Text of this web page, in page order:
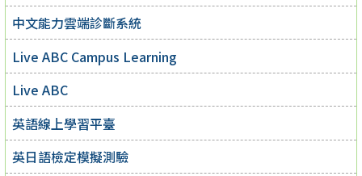
中文能力雲端診斷系統
Live ABC Campus Learning
Live ABC
英語線上學習平臺
英日語檢定模擬測驗